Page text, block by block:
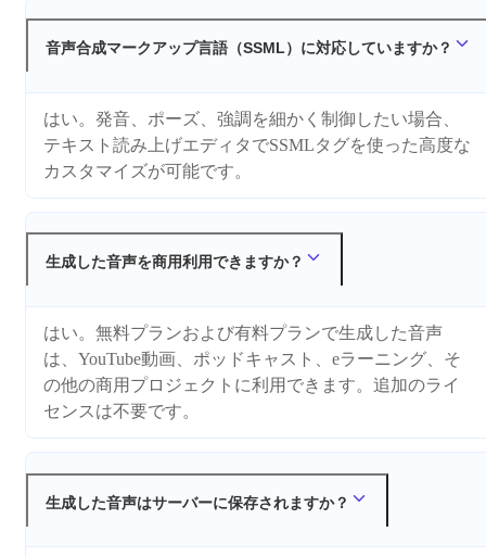
音声合成マークアップ言語（SSML）に対応していますか？
はい。発音、ポーズ、強調を細かく制御したい場合、
テキスト読み上げエディタでSSMLタグを使った高度な
カスタマイズが可能です。
生成した音声を商用利用できますか？
はい。無料プランおよび有料プランで生成した音声
は、YouTube動画、ポッドキャスト、eラーニング、そ
の他の商用プロジェクトに利用できます。追加のライ
センスは不要です。
生成した音声はサーバーに保存されますか？